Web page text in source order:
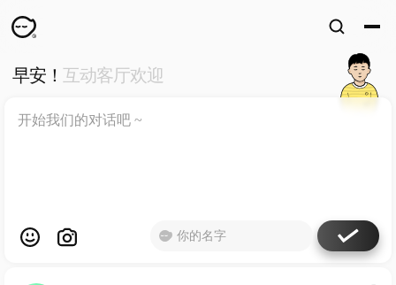
WKUN HOME
ABOUT ME
早安！ 互动客厅欢迎